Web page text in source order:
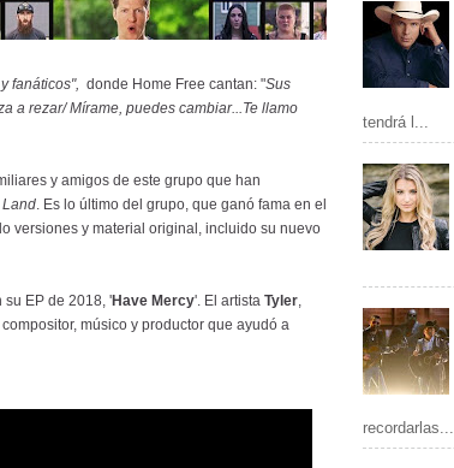
fanáticos", donde Home Free cantan: "Sus
a rezar/ Mírame, puedes cambiar...Te llamo
y amigos de este grupo que han
Land. Es lo último del grupo, que ganó fama en el
versiones y material original, incluido su nuevo
su EP de 2018, 'Have Mercy'. El artista Tyler,
compositor, músico y productor que ayudó a
tendrá l...
recordarlas...